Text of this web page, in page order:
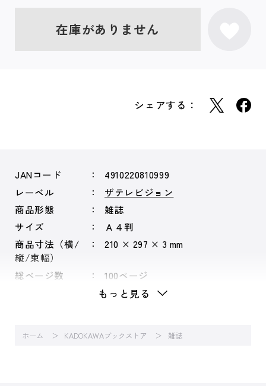
在庫がありません
シェアする：
JANコード
4910220810999
レーベル
ザテレビジョン
商品形態
雑誌
サイズ
Ａ４判
商品寸法（横/
縦/束幅）
210 × 297 × 3 mm
総ページ数 100ページ
もっと見る
ホーム KADOKAWAブックストア 雑誌